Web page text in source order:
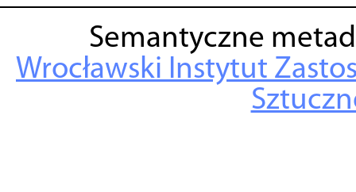
Semantyczne
Wrocławski Instytut